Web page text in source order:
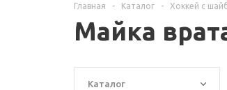
Главная - Каталог - Хоккей с
Майка
Каталог